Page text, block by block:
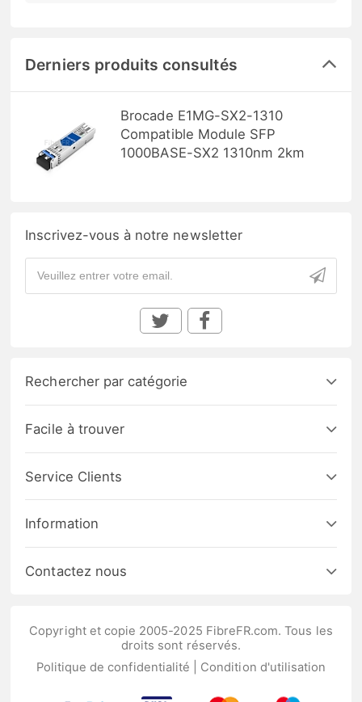
Derniers produits consultés
Brocade E1MG-SX2-1310
Compatible Module SFP
1000BASE-SX2 1310nm 2km
Inscrivez-vous à notre newsletter
Rechercher par catégorie
Facile à trouver
Service Clients
Information
Contactez nous
Copyright et copie 2005-2025 FibreFR.com. Tous les
droits sont réservés.
Politique de confidentialité
Condition d'utilisation